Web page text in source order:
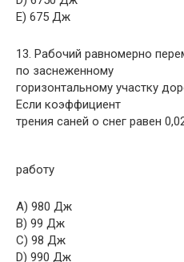
E) 675 Дж
13. Рабочий равномерно
по заснеженному
горизонтальному участку
Если коэффициент
трения саней о снег равен
работу
A) 980 Дж
B) 99 Дж
C) 98 Дж
D) 990 Дж